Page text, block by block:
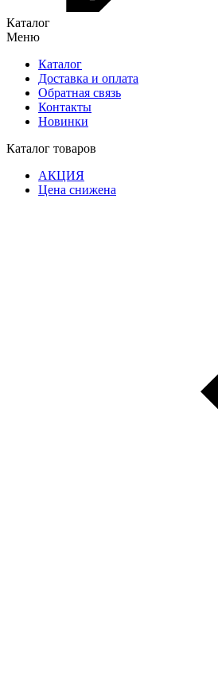
Каталог
Меню
Каталог
Доставка и оплата
Обратная связь
Контакты
Новинки
Каталог товаров
АКЦИЯ
Цена снижена